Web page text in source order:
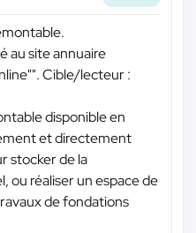
au site annuaire
Cible/lecteur :
disponible en
et directement
stocker de la
ou réaliser un espace de
de fondations